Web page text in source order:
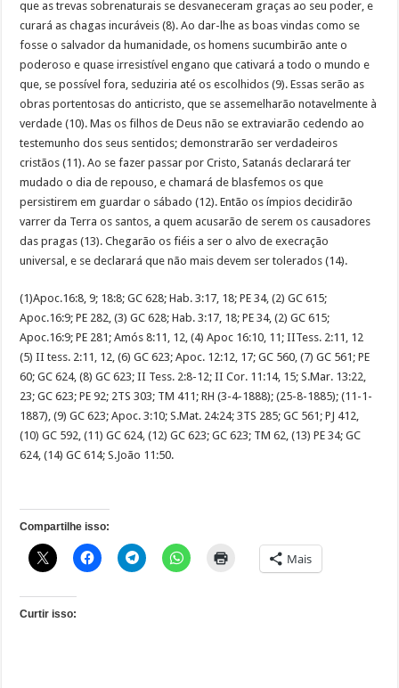
que as trevas sobrenaturais se desvaneceram graças ao seu poder, e
curará as chagas incuráveis (8). Ao dar-lhe as boas vindas como se
fosse o salvador da humanidade, os homens sucumbirão ante o
poderoso e quase irresistível engano que cativará a todo o mundo e
que, se possível fora, seduziria até os escolhidos (9). Essas serão as
obras portentosas do anticristo, que se assemelharão notavelmente à
verdade (10). Mas os filhos de Deus não se extraviarão cedendo ao
testemunho dos seus sentidos; demonstrarão ser verdadeiros
cristãos (11). Ao se fazer passar por Cristo, Satanás declarará ter
mudado o dia de repouso, e chamará de blasfemos os que
persistirem em guardar o sábado (12). Então os ímpios decidirão
varrer da Terra os santos, a quem acusarão de serem os causadores
das pragas (13). Chegarão os fiéis a ser o alvo de execração
universal, e se declarará que não mais devem ser tolerados (14).
(1)Apoc.16:8, 9; 18:8; GC 628; Hab. 3:17, 18; PE 34, (2) GC 615;
Apoc.16:9; PE 282, (3) GC 628; Hab. 3:17, 18; PE 34, (2) GC 615;
Apoc.16:9; PE 281; Amós 8:11, 12, (4) Apoc 16:10, 11; IITess. 2:11, 12
(5) II tess. 2:11, 12, (6) GC 623; Apoc. 12:12, 17; GC 560, (7) GC 561; PE
60; GC 624, (8) GC 623; II Tess. 2:8-12; II Cor. 11:14, 15; S.Mar. 13:22,
23; GC 623; PE 92; 2TS 303; TM 411; RH (3-4-1888); (25-8-1885); (11-1-
1887), (9) GC 623; Apoc. 3:10; S.Mat. 24:24; 3TS 285; GC 561; PJ 412,
(10) GC 592, (11) GC 624, (12) GC 623; GC 623; TM 62, (13) PE 34; GC
624, (14) GC 614; S.João 11:50.
Compartilhe isso:
Mais
Curtir isso: